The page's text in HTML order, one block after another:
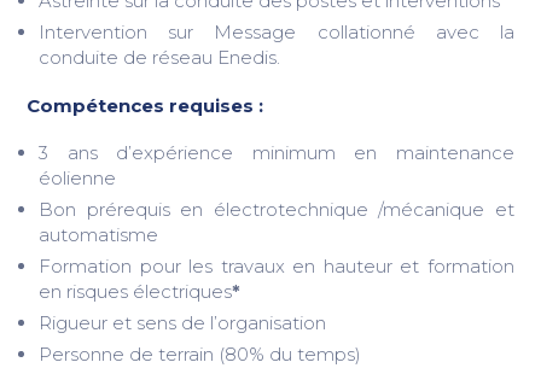
Intervention sur Message collationné avec la
conduite de réseau Enedis.
Compétences requises :
3 ans d’expérience minimum en maintenance
éolienne
Bon prérequis en électrotechnique /mécanique et
automatisme
Formation pour les travaux en hauteur et formation
en risques électriques*
Rigueur et sens de l’organisation
Personne de terrain (80% du temps)